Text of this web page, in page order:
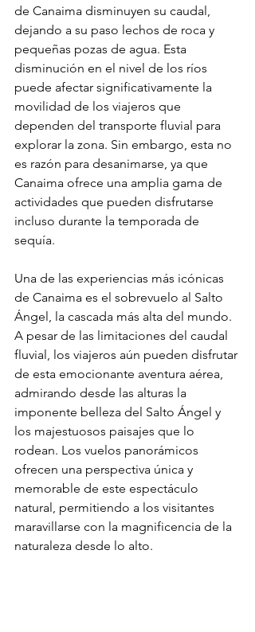
de Canaima disminuyen su caudal,
dejando a su paso lechos de roca y
pequeñas pozas de agua. Esta
disminución en el nivel de los ríos
puede afectar significativamente la
movilidad de los viajeros que
dependen del transporte fluvial para
explorar la zona. Sin embargo, esta no
es razón para desanimarse, ya que
Canaima ofrece una amplia gama de
actividades que pueden disfrutarse
incluso durante la temporada de
sequía.
Una de las experiencias más icónicas
de Canaima es el sobrevuelo al Salto
Ángel, la cascada más alta del mundo.
A pesar de las limitaciones del caudal
fluvial, los viajeros aún pueden disfrutar
de esta emocionante aventura aérea,
admirando desde las alturas la
imponente belleza del Salto Ángel y
los majestuosos paisajes que lo
rodean. Los vuelos panorámicos
ofrecen una perspectiva única y
memorable de este espectáculo
natural, permitiendo a los visitantes
maravillarse con la magnificencia de la
naturaleza desde lo alto.